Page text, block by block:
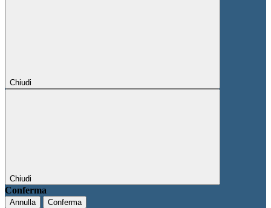
Chiudi
Chiudi
Conferma
Annulla Conferma